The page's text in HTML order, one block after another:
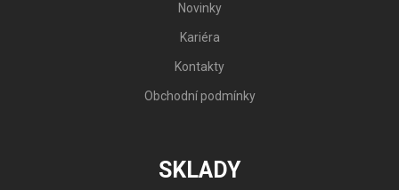
Novinky
Kariéra
Kontakty
Obchodní podmínky
SKLADY